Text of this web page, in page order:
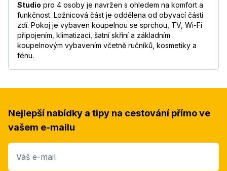
Studio pro 4 osoby je navržen s ohledem na komfort a
funkčnost. Ložnicová část je oddělena od obyvací části
zdí. Pokoj je vybaven koupelnou se sprchou, TV, Wi-Fi
připojením, klimatizací, šatní skříní a základním
koupelnovým vybavením včetně ručníků, kosmetiky a
fénu.
Nejlepší nabídky a tipy na cestování přímo ve
vašem e-mailu
Váš e-mail